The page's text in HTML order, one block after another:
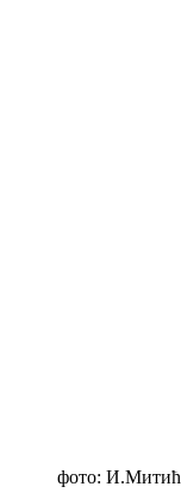
фото: И.Митић